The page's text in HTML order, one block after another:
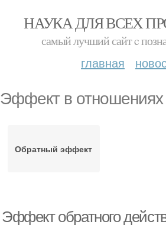
НАУКА ДЛЯ ВСЕХ
самый лучший сайт c
главная
Эффект в отношениях
Обратный эффект
Эффект обратного